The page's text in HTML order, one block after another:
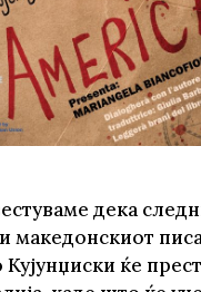
дека
македонскиот
ќе